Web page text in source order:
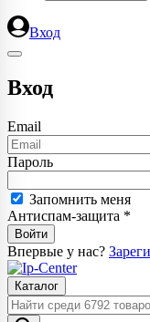
Вход
Вход
Email
Пароль
Запомнить меня
Антиспам-защита *
Впервые у нас?
Каталог